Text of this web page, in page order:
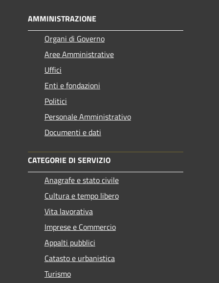
AMMINISTRAZIONE
Organi di Governo
Aree Amministrative
Uffici
Enti e fondazioni
Politici
Personale Amministrativo
Documenti e dati
CATEGORIE DI SERVIZIO
Anagrafe e stato civile
Cultura e tempo libero
Vita lavorativa
Imprese e Commercio
Appalti pubblici
Catasto e urbanistica
Turismo